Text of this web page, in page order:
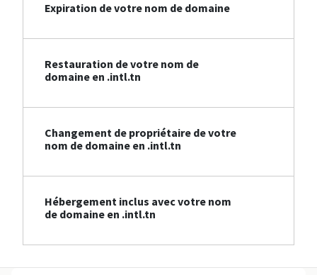
Expiration de votre nom de domaine
Restauration de votre nom de
domaine en .intl.tn
Changement de propriétaire de votre
nom de domaine en .intl.tn
Hébergement inclus avec votre nom
de domaine en .intl.tn